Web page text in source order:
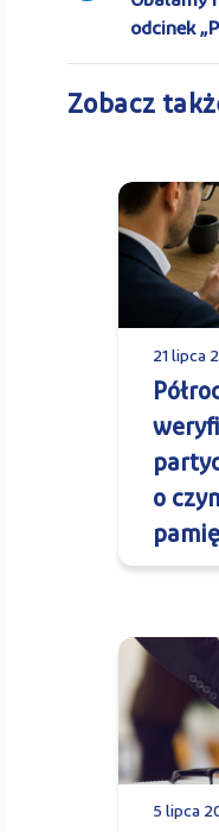
odcinek
Zobacz
21 lipca
o
5 lipca